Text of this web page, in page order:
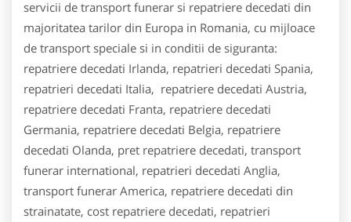
servicii de transport funerar si repatriere decedati din
majoritatea tarilor din Europa in Romania, cu mijloace
de transport speciale si in conditii de siguranta:
repatriere decedati Irlanda, repatrieri decedati Spania,
repatrieri decedati Italia, repatriere decedati Austria,
repatriere decedati Franta, repatriere decedati
Germania, repatriere decedati Belgia, repatriere
decedati Olanda, pret repatriere decedati, transport
funerar international, repatrieri decedati Anglia,
transport funerar America, repatriere decedati din
strainatate, cost repatriere decedati, repatrieri